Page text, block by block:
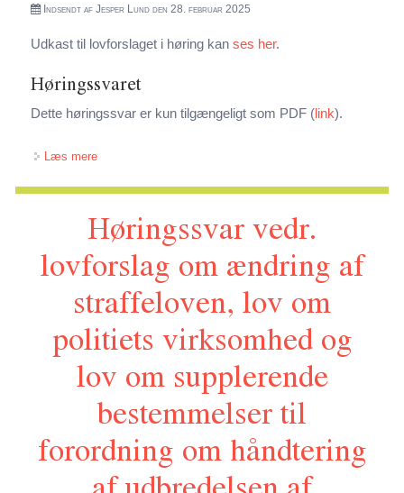
Indsendt af Jesper Lundden 28. februar 2025
Udkast til lovforslaget i høring kan ses her.
Høringssvaret
Dette høringssvar er kun tilgængeligt som PDF (link).
Læs mereom Høringssvar vedr. ændring af lov om Forsvarets
Efterretningstjeneste (FE), lov om beskyttelse af
Efterretningstjenesterne (Styrkelse af tilsynet med
Forsvarets Efterretningstjeneste)
Høringssvar vedr.
lovforslag om ændring af
straffeloven, lov om
politiets virksomhed og
lov om supplerende
bestemmelser til
forordning om håndtering